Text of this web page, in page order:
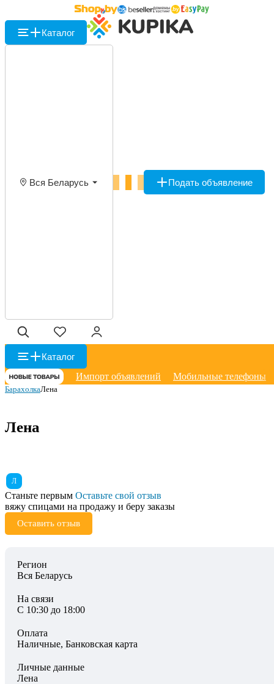
Каталог
Вся Беларусь Подать объявление
Каталог
Импорт объявлений
Мобильные телефоны
БарахолкаЛена
Лена
Л
Станьте первым Оставьте свой отзыв
вяжу спицами на продажу и беру заказы
Оставить отзыв
Регион
Вся Беларусь
На связи
С 10:30 до 18:00
Оплата
Наличные, Банковская карта
Личные данные
Лена